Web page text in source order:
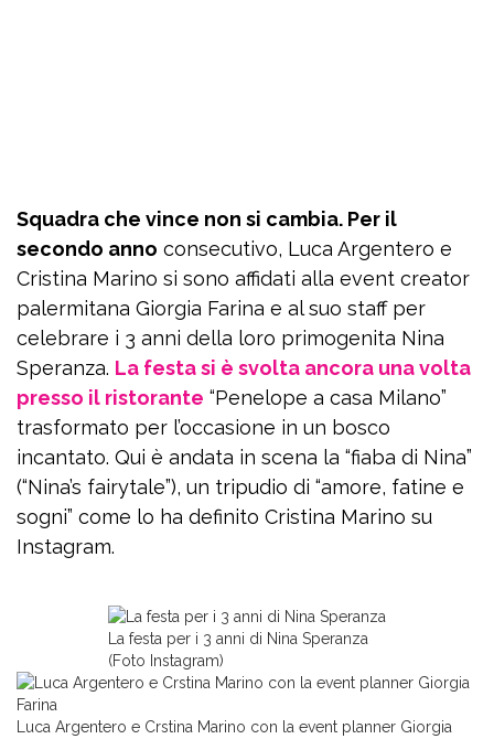
Squadra che vince non si cambia. Per il
secondo anno consecutivo, Luca Argentero e
Cristina Marino si sono affidati alla event creator
palermitana Giorgia Farina e al suo staff per
celebrare i 3 anni della loro primogenita Nina
Speranza. La festa si è svolta ancora una volta
presso il ristorante “Penelope a casa Milano”
trasformato per l’occasione in un bosco
incantato. Qui è andata in scena la “fiaba di Nina”
(“Nina’s fairytale”), un tripudio di “amore, fatine e
sogni” come lo ha definito Cristina Marino su
Instagram.
La festa per i 3 anni di Nina Speranza
(Foto Instagram)
Luca Argentero e Crstina Marino con la event planner Giorgia